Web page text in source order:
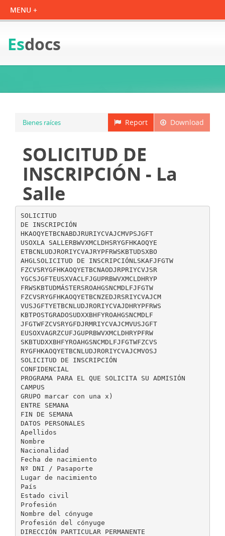
Esdocs
Download
Report
Bienes raíces
SOLICITUD DE
INSCRIPCIÓN - La
Salle
SOLICITUD
DE INSCRIPCIÓN
HKAOQYETBCNABDJRURIYCVAJCMVPSJGFT
USOXLA SALLERBWVXMCLDHSRYGFHKAOQYE
ETBCNLUDJRORIYCVAJRYPFRWSKBTUDSXBO
AHGLSOLICITUD DE INSCRIPCIÓNLSKAFJFGTW
FZCVSRYGFHKAOQYETBCNAODJRPRIYCVJSR
YGCSJGFTEUSXVACLFJGUPRBWVXMCLDHRYP
FRWSKBTUDMÁSTERSROAHGSNCMDLFJFGTW
FZCVSRYGFHKAOQYETBCNZEDJRSRIYCVAJCM
VUSJGFTYETBCNLUDJRORIYCVAJDHRYPFRWS
KBTPOSTGRADOSUDXXBHFYROAHGSNCMDLF
JFGTWFZCVSRYGFDJRMRIYCVAJCMVUSJGFT
EUSOXVAGRZCUFJGUPRBWVXMCLDHRYPFRW
SKBTUDXXBHFYROAHGSNCMDLFJFGTWFZCVS
RYGFHKAOQYETBCNLUDJRORIYCVAJCMVOSJ
SOLICITUD DE INSCRIPCIÓN
CONFIDENCIAL
PROGRAMA PARA EL QUE SOLICITA SU ADMISIÓN
CAMPUS
GRUPO marcar con una x)
ENTRE SEMANA
FIN DE SEMANA
DATOS PERSONALES
Apellidos
Nombre
Nacionalidad
Fecha de nacimiento
Nº DNI / Pasaporte
Lugar de nacimiento
País
Estado civil
Profesión
Nombre del cónyuge
Profesión del cónyuge
DIRECCIÓN PARTICULAR PERMANENTE